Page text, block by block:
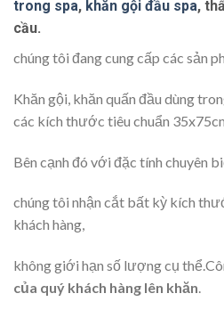
trong spa, khăn gội đầu spa,
cầu.
chúng tôi đang cung cấp các sản
Khăn gội, khăn quấn đầu dùng
các kích thước tiêu chuẩn
Bên cạnh đó với đặc tính chuyên
chúng tôi nhận cắt bất kỳ kích
khách hàng,
không giới hạn số lượng cụ
của quý khách hàng lên khăn.